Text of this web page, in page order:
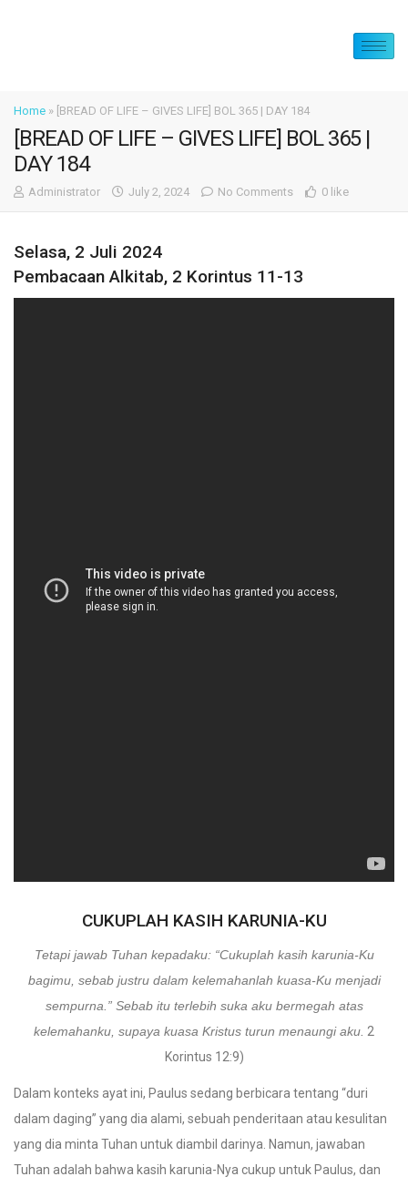
Home » [BREAD OF LIFE – GIVES LIFE] BOL 365 | DAY 184
[BREAD OF LIFE – GIVES LIFE] BOL 365 |
DAY 184
Administrator July 2, 2024 No Comments 0 like
Selasa, 2 Juli 2024
Pembacaan Alkitab, 2 Korintus 11-13
CUKUPLAH KASIH KARUNIA-KU
Tetapi jawab Tuhan kepadaku: “Cukuplah kasih karunia-Ku
bagimu, sebab justru dalam kelemahanlah kuasa-Ku menjadi
sempurna.” Sebab itu terlebih suka aku bermegah atas
kelemahanku, supaya kuasa Kristus turun menaungi aku. 2
Korintus 12:9)
Dalam konteks ayat ini, Paulus sedang berbicara tentang “duri
dalam daging” yang dia alami, sebuah penderitaan atau kesulitan
yang dia minta Tuhan untuk diambil darinya. Namun, jawaban
Tuhan adalah bahwa kasih karunia-Nya cukup untuk Paulus, dan